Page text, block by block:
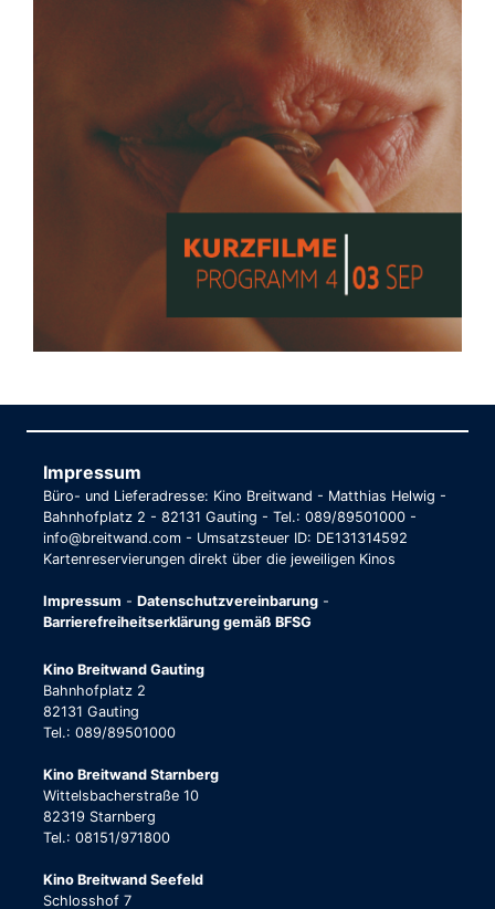
Impressum
Büro- und Lieferadresse: Kino Breitwand - Matthias Helwig -
Bahnhofplatz 2 - 82131 Gauting - Tel.: 089/89501000 -
info@breitwand.com - Umsatzsteuer ID: DE131314592
Kartenreservierungen direkt über die jeweiligen Kinos
Impressum - Datenschutzvereinbarung -
Barrierefreiheitserklärung gemäß BFSG
Kino Breitwand Gauting
Bahnhofplatz 2
82131 Gauting
Tel.: 089/89501000
Kino Breitwand Starnberg
Wittelsbacherstraße 10
82319 Starnberg
Tel.: 08151/971800
Kino Breitwand Seefeld
Schlosshof 7